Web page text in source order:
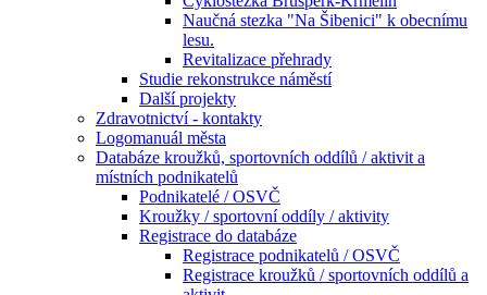
Naučná stezka "Na Šibenici" k obecnímu
lesu.
Revitalizace přehrady
Studie rekonstrukce náměstí
Další projekty
Zdravotnictví - kontakty
Logomanuál města
Databáze kroužků, sportovních oddílů / aktivit a
místních podnikatelů
Podnikatelé / OSVČ
Kroužky / sportovní oddíly / aktivity
Registrace do databáze
Registrace podnikatelů / OSVČ
Registrace kroužků / sportovních oddílů a